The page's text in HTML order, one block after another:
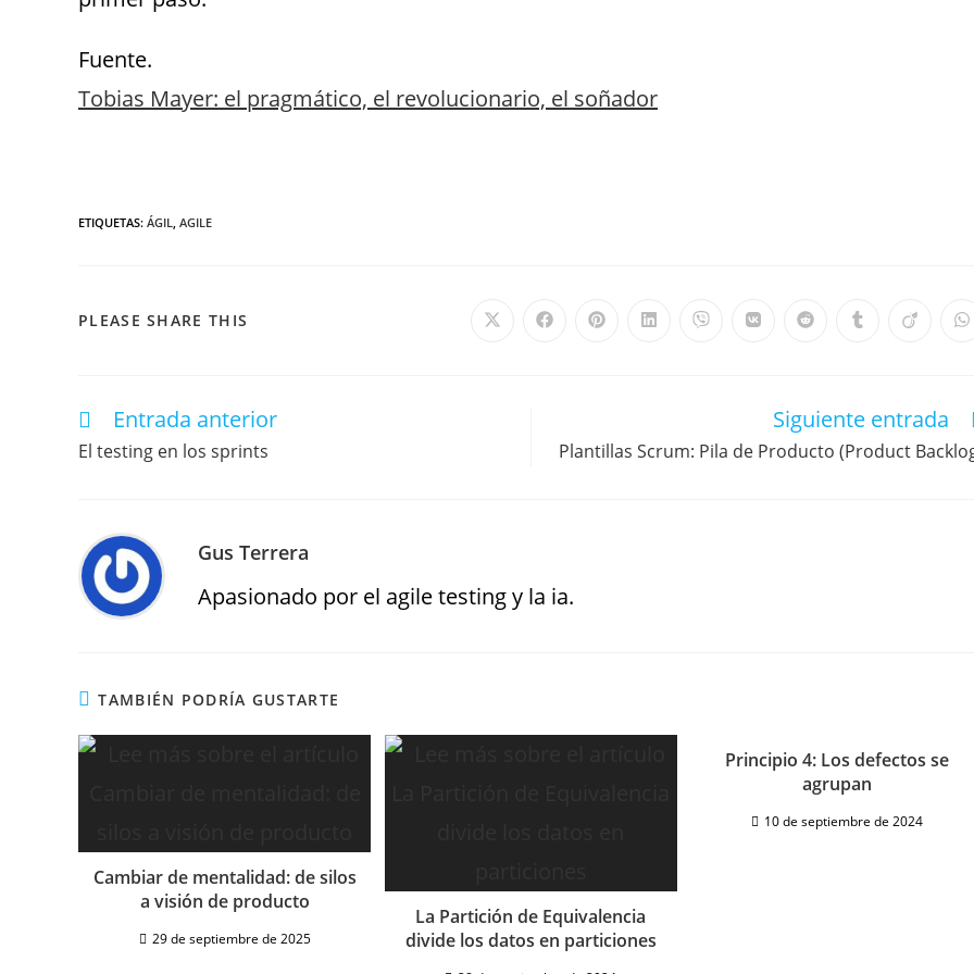
Fuente.
Tobias Mayer: el pragmático, el revolucionario, el soñador
ETIQUETAS: ÁGIL, AGILE
PLEASE SHARE THIS
Entrada anterior
El testing en los sprints
Siguiente entrada
Plantillas Scrum: Pila de Producto (Product
Gus Terrera
Apasionado por el agile testing y la ia.
TAMBIÉN PODRÍA GUSTARTE
Cambiar de mentalidad: de silos
a visión de producto
29 de septiembre de 2025
La Partición de Equivalencia
divide los datos en particiones
Principio 4: Los defectos se
agrupan
10 de septiembre de 2024